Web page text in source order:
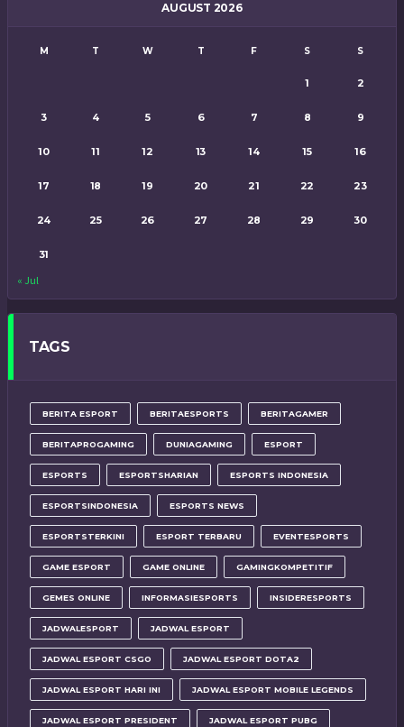
AUGUST 2026
M T W T F S S
1 2
3 4 5 6 7 8 9
10 11 12 13 14 15 16
17 18 19 20 21 22 23
24 25 26 27 28 29 30
31
« Jul
TAGS
BERITA ESPORT BERITAESPORTS BERITAGAMER
BERITAPROGAMING DUNIAGAMING ESPORT
ESPORTS ESPORTSHARIAN ESPORTS INDONESIA
ESPORTSINDONESIA ESPORTS NEWS
ESPORTSTERKINI ESPORT TERBARU EVENTESPORTS
GAME ESPORT GAME ONLINE GAMINGKOMPETITIF
GEMES ONLINE INFORMASIESPORTS INSIDERESPORTS
JADWALESPORT JADWAL ESPORT
JADWAL ESPORT CSGO JADWAL ESPORT DOTA2
JADWAL ESPORT HARI INI JADWAL ESPORT MOBILE LEGENDS
JADWAL ESPORT PRESIDENT JADWAL ESPORT PUBG